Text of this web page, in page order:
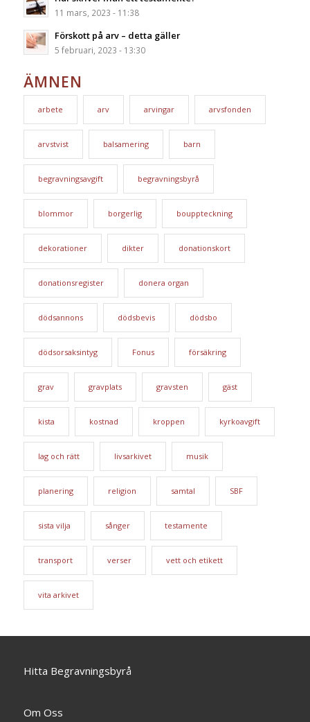
11 mars, 2023 - 11:38
Förskott på arv – detta gäller
5 februari, 2023 - 13:30
ÄMNEN
arbete arv arvingar arvsfonden
arvstvist balsamering barn
begravningsavgift begravningsbyrå
blommor borgerlig bouppteckning
dekorationer dikter donationskort
donationsregister donera organ
dödsannons dödsbevis dödsbo
dödsorsaksintyg Fonus försäkring
grav gravplats gravsten gäst
kista kostnad kroppen kyrkoavgift
lag och rätt livsarkivet musik
planering religion samtal SBF
sista vilja sånger testamente
transport verser vett och etikett
vita arkivet
Hitta Begravningsbyrå
Om Oss